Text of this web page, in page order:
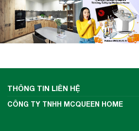
THÔNG TIN LIÊN HỆ
CÔNG TY TNHH MCQUEEN HOME